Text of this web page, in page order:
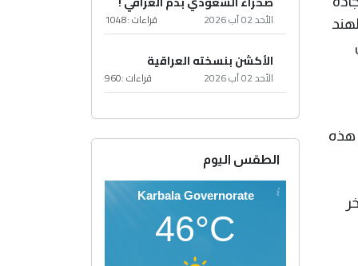
هذه
الأحد 02 آب 2026 قراءات :1048
الأكشن بنسخته العراقية
الأحد 02 آب 2026 قراءات :960
الطقس اليوم
Karbala Governorate
46°C